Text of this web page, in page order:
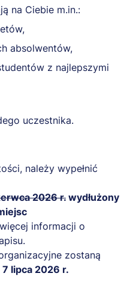
na Ciebie m.in.:
absolwentów,
z najlepszymi
uczestnika.
należy wypełnić
2026 r. wydłużony
informacji o
zostaną
7 lipca 2026 r.